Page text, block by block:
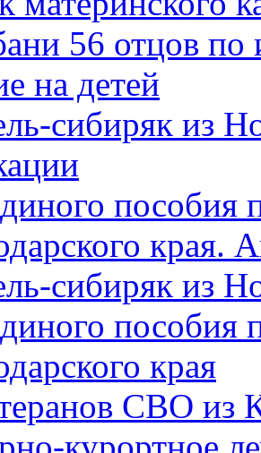
56 отцов по
на детей
сибиряк из
пособия
края.
сибиряк из
пособия
края
СВО из